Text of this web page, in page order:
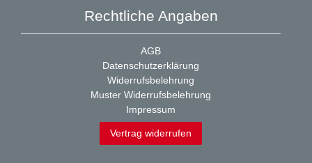
Rechtliche Angaben
AGB
Datenschutzerklärung
Widerrufsbelehrung
Muster Widerrufsbelehrung
Impressum
Vertrag widerrufen